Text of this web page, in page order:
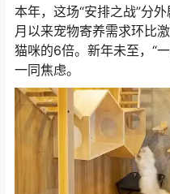
本年，这场“安排之战”分
月以来宠物寄养需求环比
猫咪的6倍。新年未至，“
一同焦虑。